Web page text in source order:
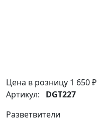
Цена в розницу 1 650 ₽
Артикул: DGT227
Разветвители